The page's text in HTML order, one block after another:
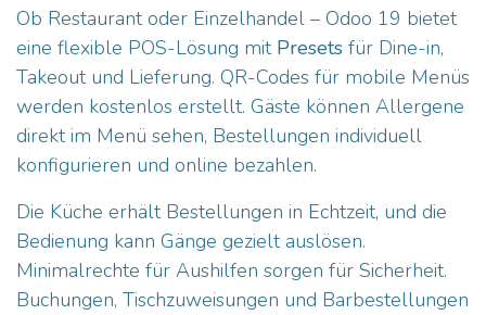
Ob Restaurant oder Einzelhandel – Odoo 19 bietet
eine flexible POS-Lösung mit Presets für Dine-in,
Takeout und Lieferung. QR-Codes für mobile Menüs
werden kostenlos erstellt. Gäste können Allergene
direkt im Menü sehen, Bestellungen individuell
konfigurieren und online bezahlen.
Die Küche erhält Bestellungen in Echtzeit, und die
Bedienung kann Gänge gezielt auslösen.
Minimalrechte für Aushilfen sorgen für Sicherheit.
Buchungen, Tischzuweisungen und Barbestellungen